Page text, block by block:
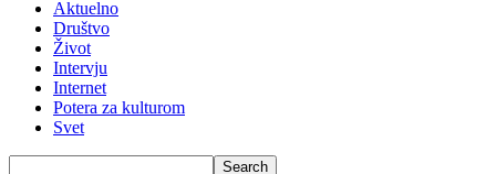
Aktuelno
Društvo
Život
Intervju
Internet
Potera za kulturom
Svet